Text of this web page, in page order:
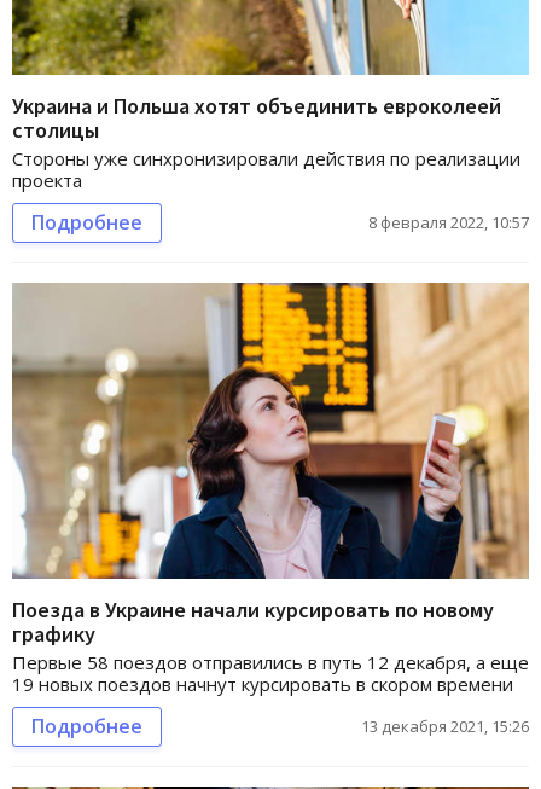
Украина и Польша хотят объединить евроколеей
столицы
Стороны уже синхронизировали действия по реализации
проекта
Подробнее 8 февраля 2022, 10:57
Поезда в Украине начали курсировать по новому
графику
Первые 58 поездов отправились в путь 12 декабря, а еще
19 новых поездов начнут курсировать в скором времени
Подробнее 13 декабря 2021, 15:26